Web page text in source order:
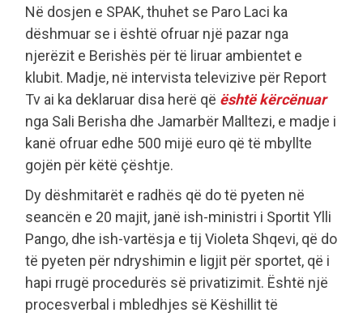
Në dosjen e SPAK, thuhet se Paro Laci ka
dëshmuar se i është ofruar një pazar nga
njerëzit e Berishës për të liruar ambientet e
klubit. Madje, në intervista televizive për Report
Tv ai ka deklaruar disa herë që është kërcënuar
nga Sali Berisha dhe Jamarbër Malltezi, e madje i
kanë ofruar edhe 500 mijë euro që të mbyllte
gojën për këtë çështje.
Dy dëshmitarët e radhës që do të pyeten në
seancën e 20 majit, janë ish-ministri i Sportit Ylli
Pango, dhe ish-vartësja e tij Violeta Shqevi, që do
të pyeten për ndryshimin e ligjit për sportet, që i
hapi rrugë procedurës së privatizimit. Është një
procesverbal i mbledhjes së Këshillit të